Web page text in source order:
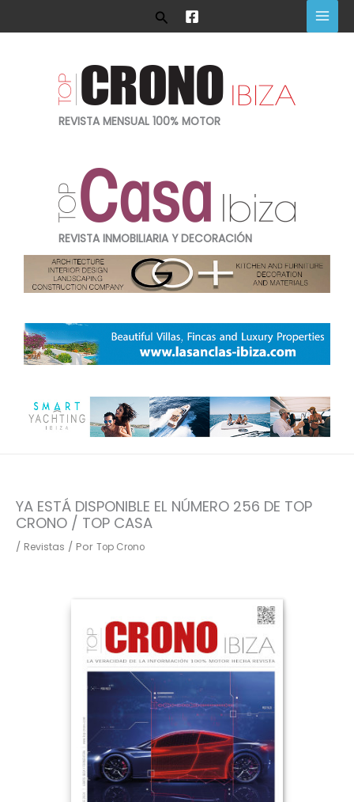
al
Buscar
REVISTA MENSUAL 100% MOTOR
REVISTA INMOBILIARIA Y DECORACIÓN
YA ESTÁ DISPONIBLE EL NÚMERO 256 DE TOP
CRONO / TOP CASA
/ Revistas / Por Top Crono